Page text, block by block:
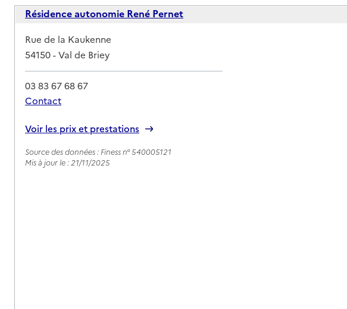
Résidence autonomie René Pernet
Adresse
Rue de la Kaukenne
54150-Val de Briey
03 83 67 68 67
Contact
Voir les prix et prestations
Source des données : Finess n° 540005121
Mis à jour le : 21/11/2025